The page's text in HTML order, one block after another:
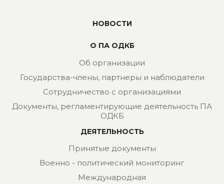
НОВОСТИ
О ПА ОДКБ
Об организации
Государства-члены, партнеры и наблюдатели
Сотрудничество с организациями
Документы, регламентирующие деятельность ПА
ОДКБ
ДЕЯТЕЛЬНОСТЬ
Принятые документы
Военно - политический мониторинг
Международная